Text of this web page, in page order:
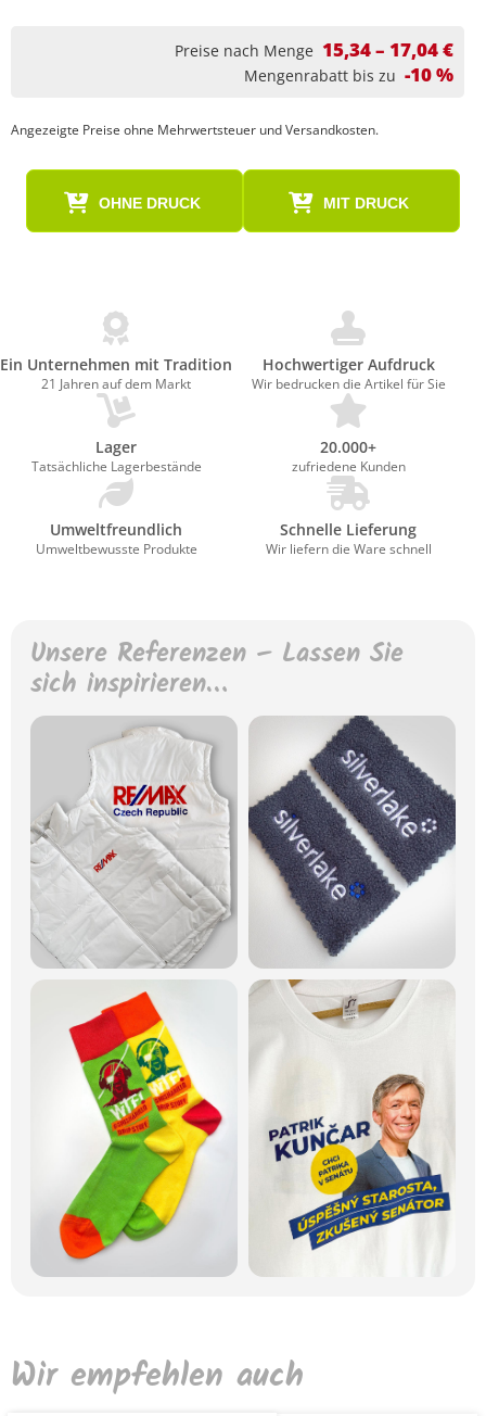
Preise nach Menge 15,34 – 17,04 €
Mengenrabatt bis zu -10 %
Angezeigte Preise ohne Mehrwertsteuer und Versandkosten.
OHNE DRUCK MIT DRUCK
Ein Unternehmen mit Tradition
21 Jahren auf dem Markt
Hochwertiger Aufdruck
Wir bedrucken die Artikel für Sie
Lager
Tatsächliche Lagerbestände
20.000+
zufriedene Kunden
Umweltfreundlich
Umweltbewusste Produkte
Schnelle Lieferung
Wir liefern die Ware schnell
Unsere Referenzen – Lassen Sie
sich inspirieren…
Wir empfehlen auch